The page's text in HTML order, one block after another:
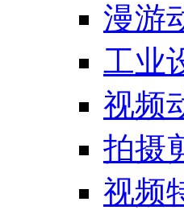
漫游
工业
视频
拍摄
视频